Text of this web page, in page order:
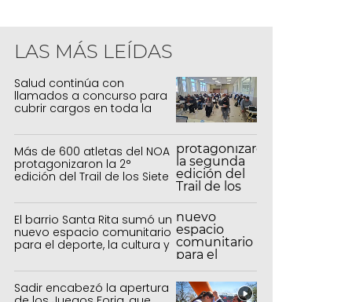
LAS MÁS LEÍDAS
Salud continúa con
llamados a concurso para
cubrir cargos en toda la
Más de 600 atletas del NOA
protagonizaron la 2°
edición del Trail de los Siete
El barrio Santa Rita sumó un
nuevo espacio comunitario
para el deporte, la cultura y
el encuentro
Sadir encabezó la apertura